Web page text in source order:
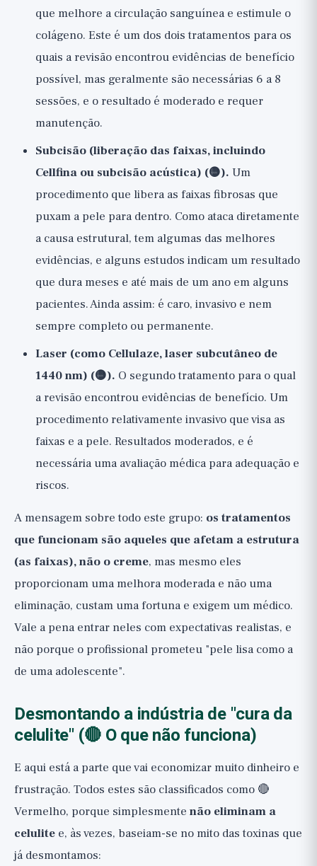
que melhore a circulação sanguínea e estimule o
colágeno. Este é um dos dois tratamentos para os
quais a revisão encontrou evidências de benefício
possível, mas geralmente são necessárias 6 a 8
sessões, e o resultado é moderado e requer
manutenção.
Subcisão (liberação das faixas, incluindo
Cellfina ou subcisão acústica) (🟡). Um
procedimento que libera as faixas fibrosas que
puxam a pele para dentro. Como ataca diretamente
a causa estrutural, tem algumas das melhores
evidências, e alguns estudos indicam um resultado
que dura meses e até mais de um ano em alguns
pacientes. Ainda assim: é caro, invasivo e nem
sempre completo ou permanente.
Laser (como Cellulaze, laser subcutâneo de
1440 nm) (🟡). O segundo tratamento para o qual
a revisão encontrou evidências de benefício. Um
procedimento relativamente invasivo que visa as
faixas e a pele. Resultados moderados, e é
necessária uma avaliação médica para adequação e
riscos.
A mensagem sobre todo este grupo: os tratamentos
que funcionam são aqueles que afetam a estrutura
(as faixas), não o creme, mas mesmo eles
proporcionam uma melhora moderada e não uma
eliminação, custam uma fortuna e exigem um médico.
Vale a pena entrar neles com expectativas realistas, e
não porque o profissional prometeu "pele lisa como a
de uma adolescente".
Desmontando a indústria de "cura da
celulite" (🔴 O que não funciona)
E aqui está a parte que vai economizar muito dinheiro e
frustração. Todos estes são classificados como 🔴
Vermelho, porque simplesmente não eliminam a
celulite e, às vezes, baseiam-se no mito das toxinas que
já desmontamos: